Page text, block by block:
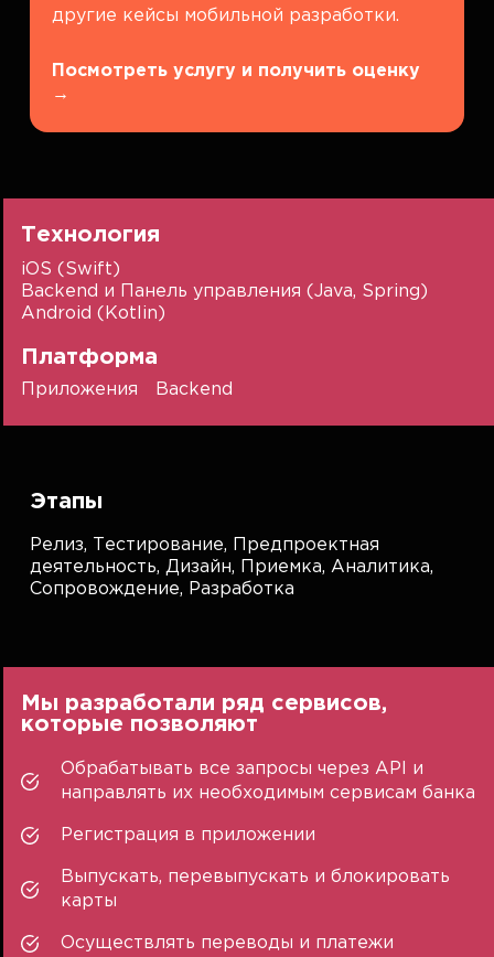
другие кейсы мобильной разработки.
Посмотреть услугу и получить оценку
→
Технология
iOS (Swift)
Backend и Панель управления (Java, Spring)
Android (Kotlin)
Платформа
Приложения Backend
Этапы
Релиз, Тестирование,
Предпроектная
деятельность,Дизайн, Приемка,Аналитика,
Сопровождение, Разработка
Мы разработали ряд сервисов,
которые позволяют
Обрабатывать все запросы через API и
направлять их необходимым сервисам банка
Регистрация в приложении
Выпускать, перевыпускать и блокировать
карты
Осуществлять переводы и платежи